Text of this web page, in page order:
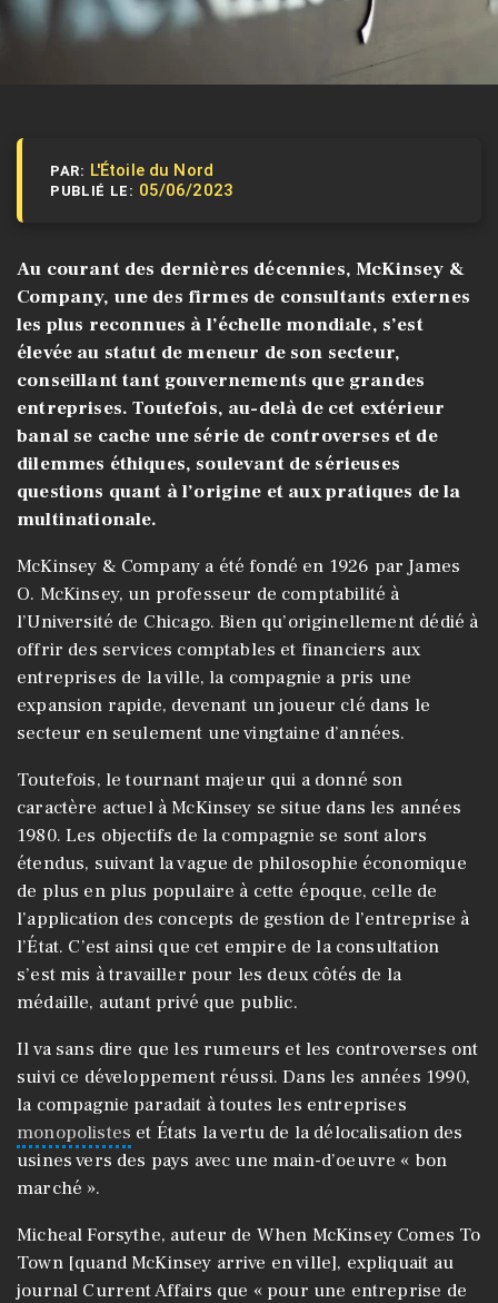
PAR: L'Étoile du Nord
PUBLIÉ LE: 05/06/2023
Au courant des dernières décennies, McKinsey &
Company, une des firmes de consultants externes
les plus reconnues à l’échelle mondiale, s’est
élevée au statut de meneur de son secteur,
conseillant tant gouvernements que grandes
entreprises. Toutefois, au-delà de cet extérieur
banal se cache une série de controverses et de
dilemmes éthiques, soulevant de sérieuses
questions quant à l’origine et aux pratiques de la
multinationale.
McKinsey & Company a été fondé en 1926 par James
O. McKinsey, un professeur de comptabilité à
l’Université de Chicago. Bien qu’originellement dédié à
offrir des services comptables et financiers aux
entreprises de la ville, la compagnie a pris une
expansion rapide, devenant un joueur clé dans le
secteur en seulement une vingtaine d’années.
Toutefois, le tournant majeur qui a donné son
caractère actuel à McKinsey se situe dans les années
1980. Les objectifs de la compagnie se sont alors
étendus, suivant la vague de philosophie économique
de plus en plus populaire à cette époque, celle de
l’application des concepts de gestion de l’entreprise à
l’État. C’est ainsi que cet empire de la consultation
s’est mis à travailler pour les deux côtés de la
médaille, autant privé que public.
Il va sans dire que les rumeurs et les controverses ont
suivi ce développement réussi. Dans les années 1990,
la compagnie paradait à toutes les entreprises
monopolistes et États la vertu de la délocalisation des
usines vers des pays avec une main-d’oeuvre « bon
marché ».
Micheal Forsythe, auteur de When McKinsey Comes To
Town [quand McKinsey arrive en ville], expliquait au
journal Current Affairs que « pour une entreprise de